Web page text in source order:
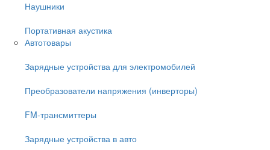
Наушники
Портативная акустика
Автотовары
Зарядные устройства для электромобилей
Преобразователи напряжения (инверторы)
FM-трансмиттеры
Зарядные устройства в авто